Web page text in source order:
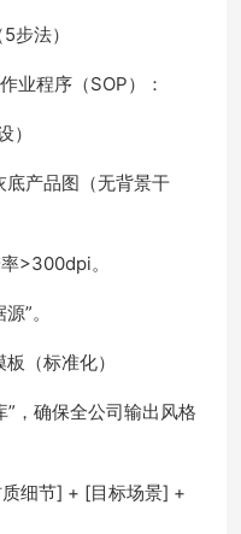
步法）
业程序（SOP）：
）
产品图（无背景干
>300dpi。
”。
（标准化）
，确保全公司输出风格
细节] + [目标场景] +